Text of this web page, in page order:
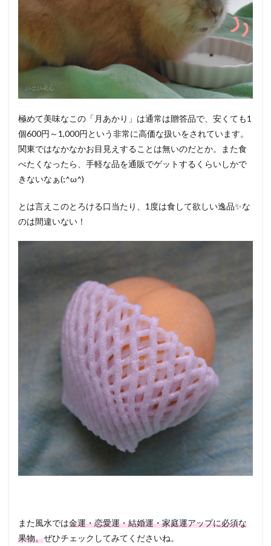
極めて美味なこの「月あかり」は通常は贈答品で、安くても1
個600円～1,000円という非常に高価な扱いをされています。
関東ではなかなかお目見えすることは無いのだとか。また食
べたくなったら、手軽な品を通販でゲットするくらいしかで
きないなぁ(;^ω^)
とは言えこのとろける口当たり、1度は食して欲しい逸品✨な
のは間違いない！
また風水では金運・恋愛運・結婚運・家庭運アップに必須な
果物。ぜひチェックしてみてくださいね。